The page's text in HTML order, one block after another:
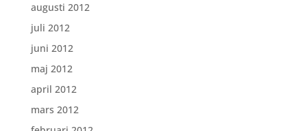
augusti 2012
juli 2012
juni 2012
maj 2012
april 2012
mars 2012